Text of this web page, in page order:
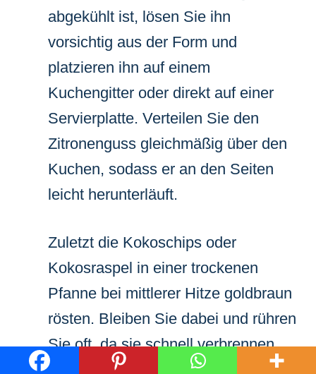
abgekühlt ist, lösen Sie ihn
vorsichtig aus der Form und
platzieren ihn auf einem
Kuchengitter oder direkt auf einer
Servierplatte. Verteilen Sie den
Zitronenguss gleichmäßig über den
Kuchen, sodass er an den Seiten
leicht herunterläuft.
Zuletzt die Kokoschips oder
Kokosraspel in einer trockenen
Pfanne bei mittlerer Hitze goldbraun
rösten. Bleiben Sie dabei und rühren
Sie oft, da sie schnell verbrennen.
Sobald sie goldbraun sind, nehmen